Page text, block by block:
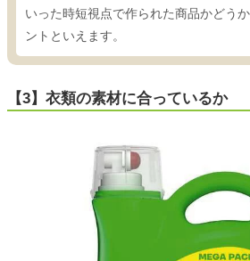
いった時短視点で作られた商品かどう
ントといえます。
【3】衣類の素材に合っているか